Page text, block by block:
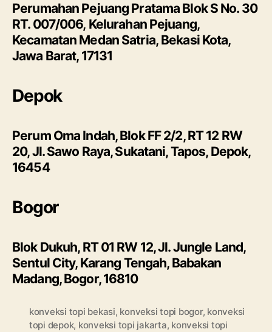
Perumahan Pejuang Pratama Blok S No. 30
RT. 007/006, Kelurahan Pejuang,
Kecamatan Medan Satria, Bekasi Kota,
Jawa Barat, 17131
Depok
Perum Oma Indah, Blok FF 2/2, RT 12 RW
20, Jl. Sawo Raya, Sukatani, Tapos, Depok,
16454
Bogor
Blok Dukuh, RT 01 RW 12, Jl. Jungle Land,
Sentul City, Karang Tengah, Babakan
Madang, Bogor, 16810
konveksi topi bekasi, konveksi topi bogor, konveksi
topi depok, konveksi topi jakarta, konveksi topi